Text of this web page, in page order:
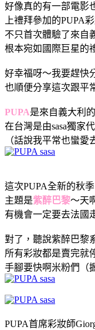
好像真的有一部電影
上禮拜參加的PUPA
不只首次體驗了來自
根本宛如國際巨星的
好幸福呀～我要趕快
也順便分享這次跟平
PUPA是來自義大利
在台灣是由sasa獨家
（話說我平常也蠻愛
這次PUPA全新的秋
主題是紫醉巴黎～天
有機會一定要去法國
對了，聽說紫醉巴黎
所有彩妝都是賣完就
手腳要快啊米粉們（
PUPA首席彩妝師